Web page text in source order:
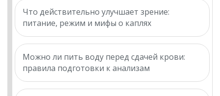
Что действительно улучшает зрение:
питание, режим и мифы о каплях
Можно ли пить воду перед сдачей крови:
правила подготовки к анализам